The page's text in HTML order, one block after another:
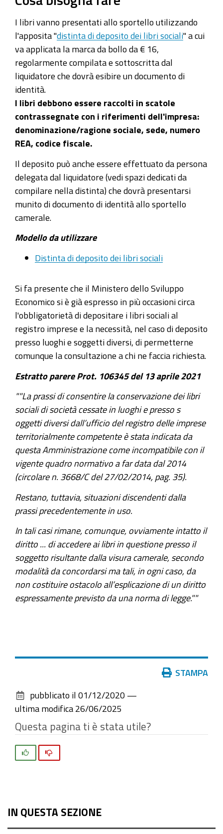
I libri vanno presentati allo sportello utilizzando
l'apposita "distinta di deposito dei libri sociali" a cui
va applicata la marca da bollo da € 16,
regolarmente compilata e sottoscritta dal
liquidatore che dovrà esibire un documento di
identità.
I libri debbono essere raccolti in scatole
contrassegnate con i riferimenti dell'impresa:
denominazione/ragione sociale, sede, numero
REA, codice fiscale.
Il deposito può anche essere effettuato da persona
delegata dal liquidatore (vedi spazi dedicati da
compilare nella distinta) che dovrà presentarsi
munito di documento di identità allo sportello
camerale.
Modello da utilizzare
Distinta di deposito dei libri sociali
Si fa presente che il Ministero dello Sviluppo
Economico si è già espresso in più occasioni circa
l'obbligatorietà di depositare i libri sociali al
registro imprese e la necessità, nel caso di deposito
presso luoghi e soggetti diversi, di permetterne
comunque la consultazione a chi ne faccia richiesta.
Estratto parere Prot. 106345 del 13 aprile 2021
""La prassi di consentire la conservazione dei libri
sociali di società cessate in luoghi e presso s
oggetti diversi dall’ufficio del registro delle imprese
territorialmente competente è stata indicata da
questa Amministrazione come incompatibile con il
vigente quadro normativo a far data dal 2014
(circolare n. 3668/C del 27/02/2014, pag. 35).
Restano, tuttavia, situazioni discendenti dalla
prassi precedentemente in uso.
In tali casi rimane, comunque, ovviamente intatto il
diritto ... di accedere ai libri in questione presso il
soggetto risultante dalla visura camerale, secondo
modalità da concordarsi ma tali, in ogni caso, da
non costituire ostacolo all’esplicazione di un diritto
espressamente previsto da una norma di legge.""
documento
STAMPA
pubblicato il 01/12/2020 —
ultima modifica 26/06/2025
Questa pagina ti è stata utile?
IN QUESTA SEZIONE